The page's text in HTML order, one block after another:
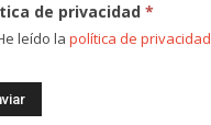
de privacidad*
leído lapolítica de privacidad